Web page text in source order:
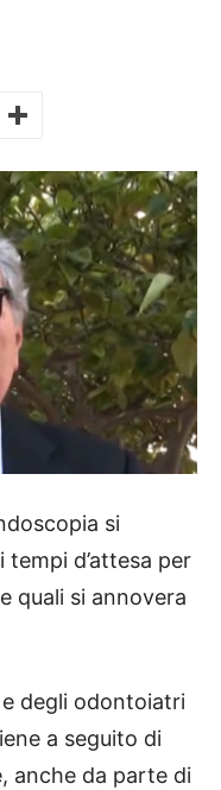
si
tempi d’attesa per
quali si annovera
e degli odontoiatri
a seguito di
anche da parte di